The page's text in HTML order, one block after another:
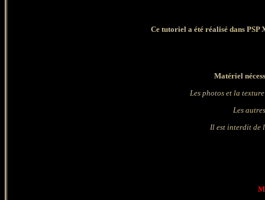
Ce tutoriel a été réalisé dans PSP
Matériel
Les photos et la
Les
Il est interdit de